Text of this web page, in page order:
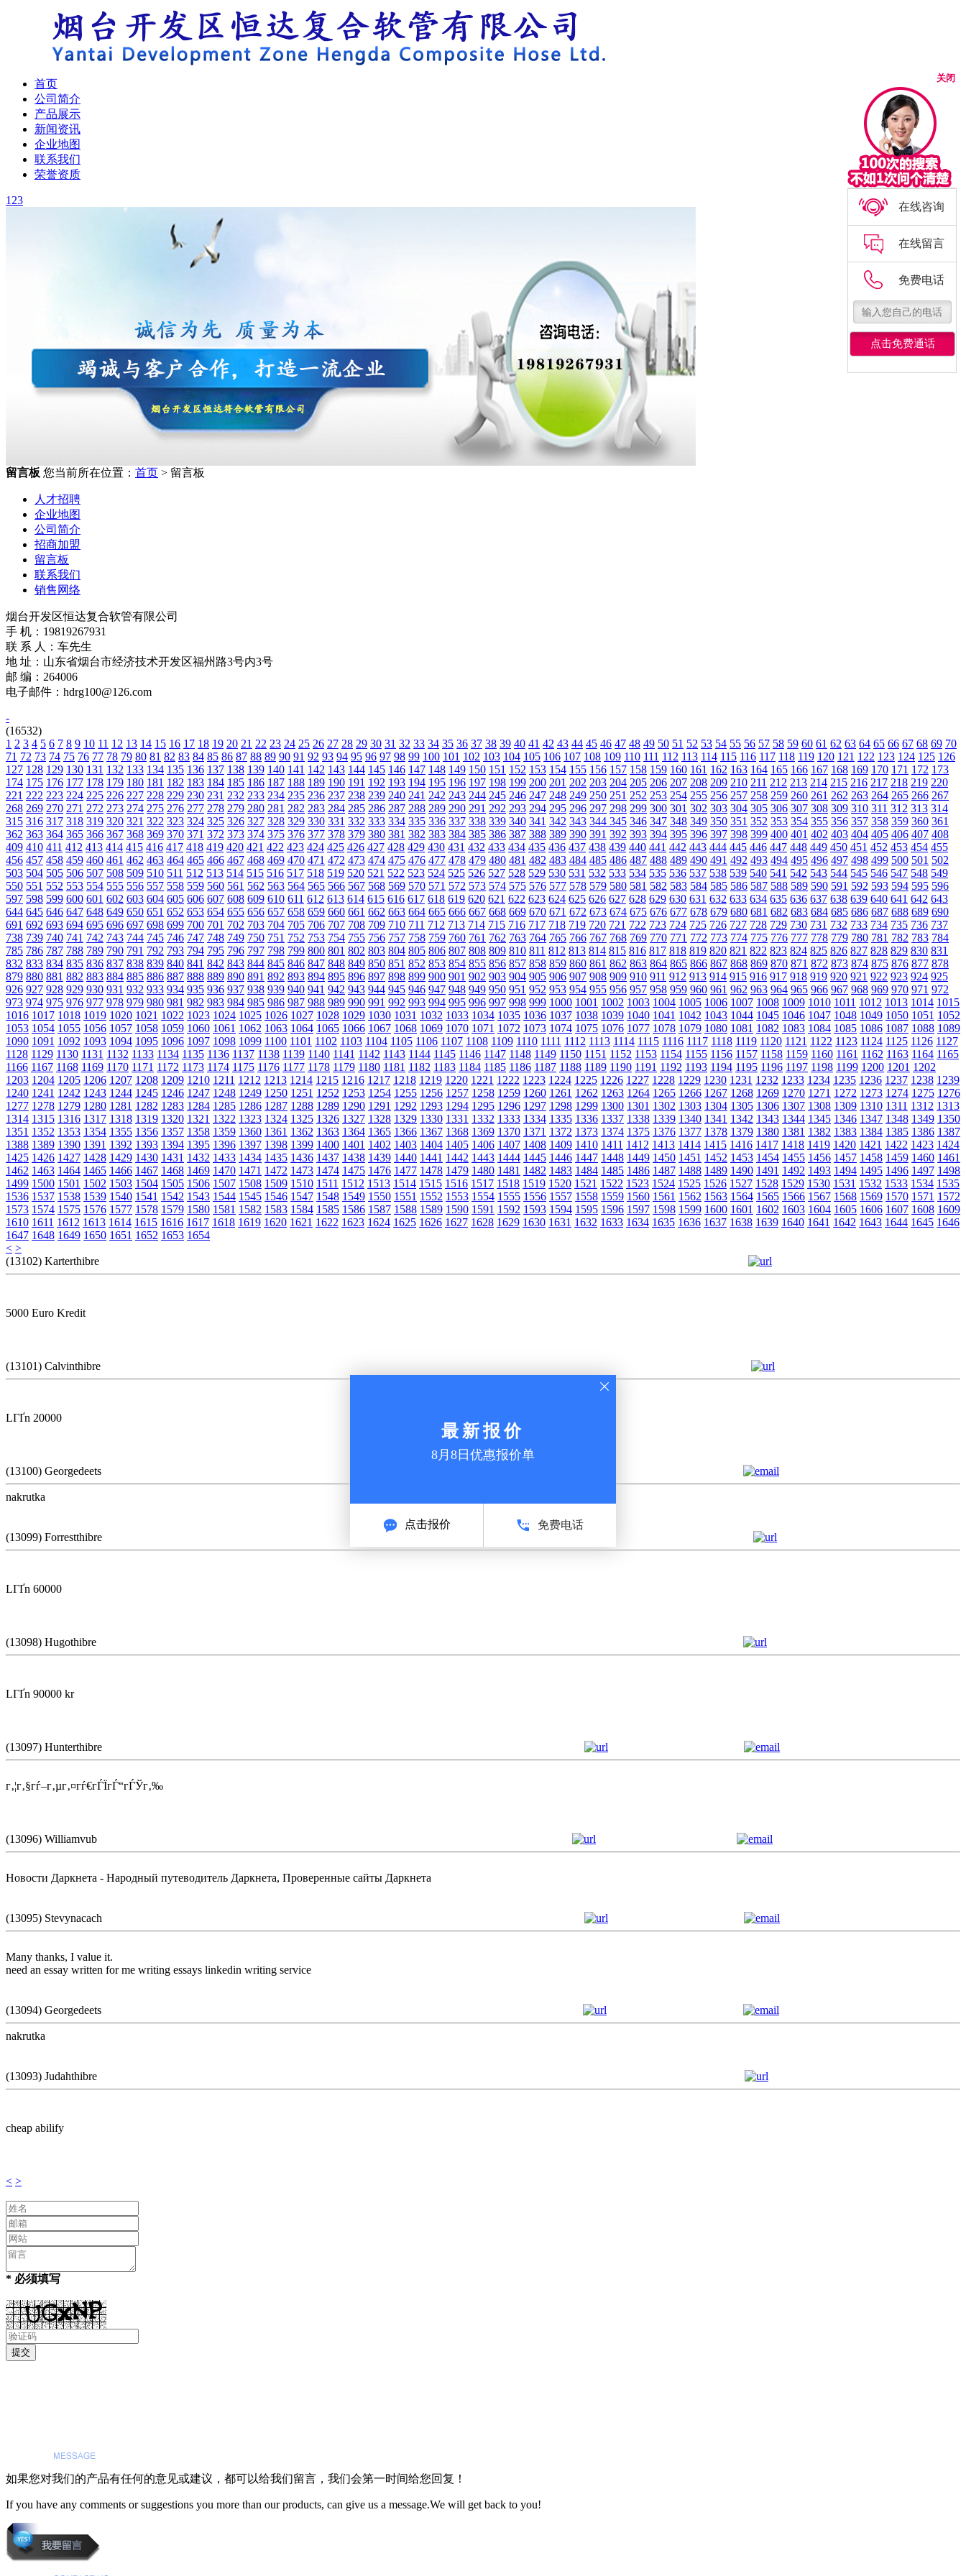
首页
公司简介
产品展示
新闻资讯
企业地图
联系我们
荣誉资质
1 23
留言板 您当前所在位置： 首页 > 留言板
人才招聘
企业地图
公司简介
招商加盟
留言板
联系我们
销售网络
烟台开发区恒达复合软管有限公司
手 机：19819267931
联 系 人：车先生
地 址：山东省烟台市经济技术开发区福州路3号内3号
邮 编：264006
电子邮件：hdrg100@126.com
-
(16532)
1 2 3 4 5 6 7 8 9 10 11 12 13 14 15 16 17 18 19 20 21 22 23 24 25 26 27 28 29 30 31 32 33 34 35 36 37 38 39 40 41 42 43 44 45 46 47 48 49 50 51 52 53 54 55 56 57 58 59 60 61 62 63 64 65 66 67 68 69 70
71 72 73 74 75 76 77 78 79 80 81 82 83 84 85 86 87 88 89 90 91 92 93 94 95 96 97 98 99 100 101 102 103 104 105 106 107 108 109 110 111 112 113 114 115 116 117 118 119 120 121 122 123 124 125 126
127 128 129 130 131 132 133 134 135 136 137 138 139 140 141 142 143 144 145 146 147 148 149 150 151 152 153 154 155 156 157 158 159 160 161 162 163 164 165 166 167 168 169 170 171 172 173
174 175 176 177 178 179 180 181 182 183 184 185 186 187 188 189 190 191 192 193 194 195 196 197 198 199 200 201 202 203 204 205 206 207 208 209 210 211 212 213 214 215 216 217 218 219 220
221 222 223 224 225 226 227 228 229 230 231 232 233 234 235 236 237 238 239 240 241 242 243 244 245 246 247 248 249 250 251 252 253 254 255 256 257 258 259 260 261 262 263 264 265 266 267
268 269 270 271 272 273 274 275 276 277 278 279 280 281 282 283 284 285 286 287 288 289 290 291 292 293 294 295 296 297 298 299 300 301 302 303 304 305 306 307 308 309 310 311 312 313 314
315 316 317 318 319 320 321 322 323 324 325 326 327 328 329 330 331 332 333 334 335 336 337 338 339 340 341 342 343 344 345 346 347 348 349 350 351 352 353 354 355 356 357 358 359 360 361
362 363 364 365 366 367 368 369 370 371 372 373 374 375 376 377 378 379 380 381 382 383 384 385 386 387 388 389 390 391 392 393 394 395 396 397 398 399 400 401 402 403 404 405 406 407 408
409 410 411 412 413 414 415 416 417 418 419 420 421 422 423 424 425 426 427 428 429 430 431 432 433 434 435 436 437 438 439 440 441 442 443 444 445 446 447 448 449 450 451 452 453 454 455
456 457 458 459 460 461 462 463 464 465 466 467 468 469 470 471 472 473 474 475 476 477 478 479 480 481 482 483 484 485 486 487 488 489 490 491 492 493 494 495 496 497 498 499 500 501 502
503 504 505 506 507 508 509 510 511 512 513 514 515 516 517 518 519 520 521 522 523 524 525 526 527 528 529 530 531 532 533 534 535 536 537 538 539 540 541 542 543 544 545 546 547 548 549
550 551 552 553 554 555 556 557 558 559 560 561 562 563 564 565 566 567 568 569 570 571 572 573 574 575 576 577 578 579 580 581 582 583 584 585 586 587 588 589 590 591 592 593 594 595 596
597 598 599 600 601 602 603 604 605 606 607 608 609 610 611 612 613 614 615 616 617 618 619 620 621 622 623 624 625 626 627 628 629 630 631 632 633 634 635 636 637 638 639 640 641 642 643
644 645 646 647 648 649 650 651 652 653 654 655 656 657 658 659 660 661 662 663 664 665 666 667 668 669 670 671 672 673 674 675 676 677 678 679 680 681 682 683 684 685 686 687 688 689 690
691 692 693 694 695 696 697 698 699 700 701 702 703 704 705 706 707 708 709 710 711 712 713 714 715 716 717 718 719 720 721 722 723 724 725 726 727 728 729 730 731 732 733 734 735 736 737
738 739 740 741 742 743 744 745 746 747 748 749 750 751 752 753 754 755 756 757 758 759 760 761 762 763 764 765 766 767 768 769 770 771 772 773 774 775 776 777 778 779 780 781 782 783 784
785 786 787 788 789 790 791 792 793 794 795 796 797 798 799 800 801 802 803 804 805 806 807 808 809 810 811 812 813 814 815 816 817 818 819 820 821 822 823 824 825 826 827 828 829 830 831
832 833 834 835 836 837 838 839 840 841 842 843 844 845 846 847 848 849 850 851 852 853 854 855 856 857 858 859 860 861 862 863 864 865 866 867 868 869 870 871 872 873 874 875 876 877 878
879 880 881 882 883 884 885 886 887 888 889 890 891 892 893 894 895 896 897 898 899 900 901 902 903 904 905 906 907 908 909 910 911 912 913 914 915 916 917 918 919 920 921 922 923 924 925
926 927 928 929 930 931 932 933 934 935 936 937 938 939 940 941 942 943 944 945 946 947 948 949 950 951 952 953 954 955 956 957 958 959 960 961 962 963 964 965 966 967 968 969 970 971 972
973 974 975 976 977 978 979 980 981 982 983 984 985 986 987 988 989 990 991 992 993 994 995 996 997 998 999 1000 1001 1002 1003 1004 1005 1006 1007 1008 1009 1010 1011 1012 1013 1014 1015
1016 1017 1018 1019 1020 1021 1022 1023 1024 1025 1026 1027 1028 1029 1030 1031 1032 1033 1034 1035 1036 1037 1038 1039 1040 1041 1042 1043 1044 1045 1046 1047 1048 1049 1050 1051 1052
1053 1054 1055 1056 1057 1058 1059 1060 1061 1062 1063 1064 1065 1066 1067 1068 1069 1070 1071 1072 1073 1074 1075 1076 1077 1078 1079 1080 1081 1082 1083 1084 1085 1086 1087 1088 1089
1090 1091 1092 1093 1094 1095 1096 1097 1098 1099 1100 1101 1102 1103 1104 1105 1106 1107 1108 1109 1110 1111 1112 1113 1114 1115 1116 1117 1118 1119 1120 1121 1122 1123 1124 1125 1126 1127
1128 1129 1130 1131 1132 1133 1134 1135 1136 1137 1138 1139 1140 1141 1142 1143 1144 1145 1146 1147 1148 1149 1150 1151 1152 1153 1154 1155 1156 1157 1158 1159 1160 1161 1162 1163 1164 1165
1166 1167 1168 1169 1170 1171 1172 1173 1174 1175 1176 1177 1178 1179 1180 1181 1182 1183 1184 1185 1186 1187 1188 1189 1190 1191 1192 1193 1194 1195 1196 1197 1198 1199 1200 1201 1202
1203 1204 1205 1206 1207 1208 1209 1210 1211 1212 1213 1214 1215 1216 1217 1218 1219 1220 1221 1222 1223 1224 1225 1226 1227 1228 1229 1230 1231 1232 1233 1234 1235 1236 1237 1238 1239
1240 1241 1242 1243 1244 1245 1246 1247 1248 1249 1250 1251 1252 1253 1254 1255 1256 1257 1258 1259 1260 1261 1262 1263 1264 1265 1266 1267 1268 1269 1270 1271 1272 1273 1274 1275 1276
1277 1278 1279 1280 1281 1282 1283 1284 1285 1286 1287 1288 1289 1290 1291 1292 1293 1294 1295 1296 1297 1298 1299 1300 1301 1302 1303 1304 1305 1306 1307 1308 1309 1310 1311 1312 1313
1314 1315 1316 1317 1318 1319 1320 1321 1322 1323 1324 1325 1326 1327 1328 1329 1330 1331 1332 1333 1334 1335 1336 1337 1338 1339 1340 1341 1342 1343 1344 1345 1346 1347 1348 1349 1350
1351 1352 1353 1354 1355 1356 1357 1358 1359 1360 1361 1362 1363 1364 1365 1366 1367 1368 1369 1370 1371 1372 1373 1374 1375 1376 1377 1378 1379 1380 1381 1382 1383 1384 1385 1386 1387
1388 1389 1390 1391 1392 1393 1394 1395 1396 1397 1398 1399 1400 1401 1402 1403 1404 1405 1406 1407 1408 1409 1410 1411 1412 1413 1414 1415 1416 1417 1418 1419 1420 1421 1422 1423 1424
1425 1426 1427 1428 1429 1430 1431 1432 1433 1434 1435 1436 1437 1438 1439 1440 1441 1442 1443 1444 1445 1446 1447 1448 1449 1450 1451 1452 1453 1454 1455 1456 1457 1458 1459 1460 1461
1462 1463 1464 1465 1466 1467 1468 1469 1470 1471 1472 1473 1474 1475 1476 1477 1478 1479 1480 1481 1482 1483 1484 1485 1486 1487 1488 1489 1490 1491 1492 1493 1494 1495 1496 1497 1498
1499 1500 1501 1502 1503 1504 1505 1506 1507 1508 1509 1510 1511 1512 1513 1514 1515 1516 1517 1518 1519 1520 1521 1522 1523 1524 1525 1526 1527 1528 1529 1530 1531 1532 1533 1534 1535
1536 1537 1538 1539 1540 1541 1542 1543 1544 1545 1546 1547 1548 1549 1550 1551 1552 1553 1554 1555 1556 1557 1558 1559 1560 1561 1562 1563 1564 1565 1566 1567 1568 1569 1570 1571 1572
1573 1574 1575 1576 1577 1578 1579 1580 1581 1582 1583 1584 1585 1586 1587 1588 1589 1590 1591 1592 1593 1594 1595 1596 1597 1598 1599 1600 1601 1602 1603 1604 1605 1606 1607 1608 1609
1610 1611 1612 1613 1614 1615 1616 1617 1618 1619 1620 1621 1622 1623 1624 1625 1626 1627 1628 1629 1630 1631 1632 1633 1634 1635 1636 1637 1638 1639 1640 1641 1642 1643 1644 1645 1646
1647 1648 1649 1650 1651 1652 1653 1654
< >
(13102) Karterthibre
5000 Euro Kredit
(13101) Calvinthibre
LГҐn 20000
(13100) Georgedeets
nakrutka
(13099) Forrestthibre
LГҐn 60000
(13098) Hugothibre
LГҐn 90000 kr
(13097) Hunterthibre
г‚¦г‚§гѓ–г‚µг‚¤гѓ€гЃЇгЃ“гЃЎг‚‰
(13096) Williamvub
Новости Даркнета - Народный путеводитель Даркнета, Проверенные сайты Даркнета
(13095) Stevynacach
Many thanks, I value it.
need an essay written for me writing essays linkedin writing service
(13094) Georgedeets
nakrutka
(13093) Judahthibre
cheap abilify
< >
* 必须填写
如果您对我们的产品有任何的意见或建议，都可以给我们留言，我们会第一时间给您回复！
If you have any comments or suggestions you more than our products, can give us a message.We will get back to you!